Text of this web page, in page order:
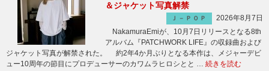
＆ジャケット写真解禁
Ｊ－ＰＯＰ
2026年8月7日
NakamuraEmiが、10月7日リリースとなる8th
アルバム『PATCHWORK LIFE』の収録曲および
ジャケット写真が解禁された。 約2年4か月ぶりとなる本作は、メジャーデビ
ュー10周年の節目にプロデューサーのカワムラヒロシとと … 続きを読む